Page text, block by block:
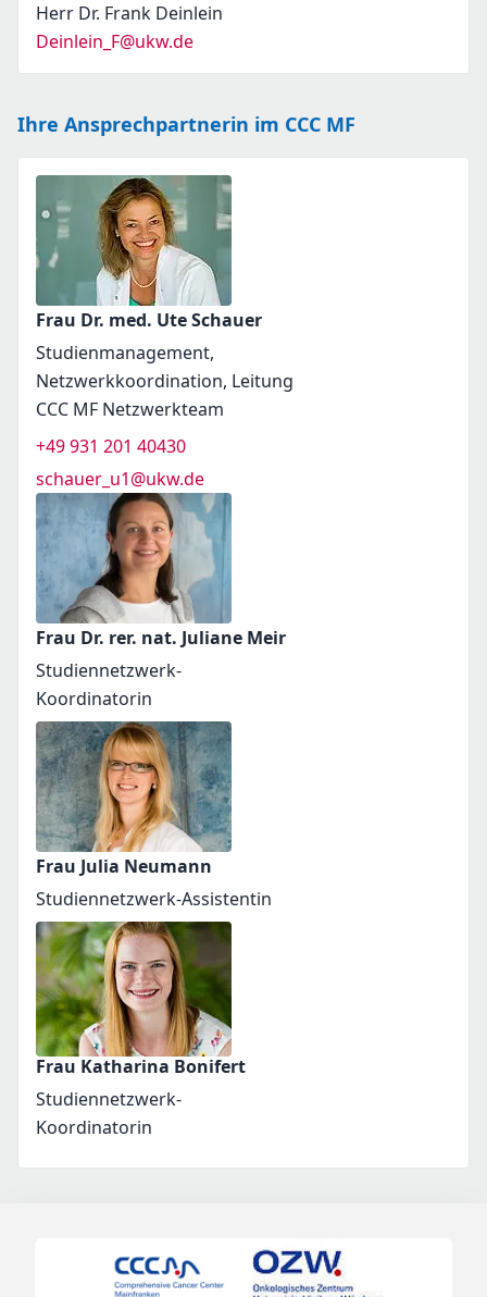
Herr Dr. Frank Deinlein
Deinlein_F@ukw.de
Ihre Ansprechpartnerin im CCC MF
Frau Dr. med. Ute Schauer
Studienmanagement,
Netzwerkkoordination, Leitung
CCC MF Netzwerkteam
+49 931 201 40430
schauer_u1@ukw.de
Frau Dr. rer. nat. Juliane Meir
Studiennetzwerk-
Koordinatorin
Frau Julia Neumann
Studiennetzwerk-Assistentin
Frau Katharina Bonifert
Studiennetzwerk-
Koordinatorin